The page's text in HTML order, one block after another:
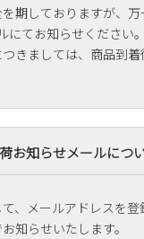
期しておりますが、
てお知らせください。
きましては、商品到
お知らせメールにつ
、メールアドレスを登
知らせいたします。